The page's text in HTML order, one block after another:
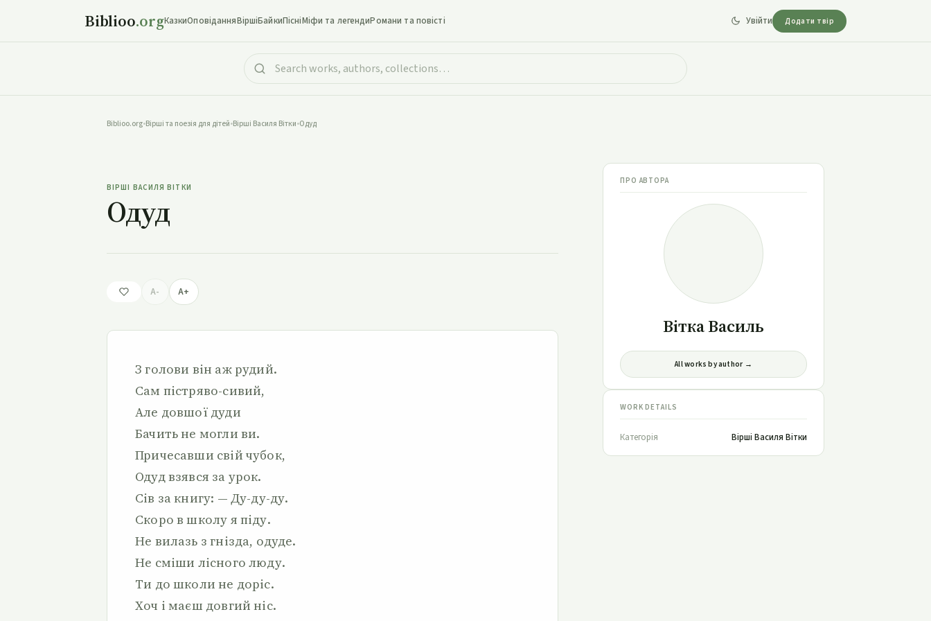
Biblioo.orgКазкиОповіданняВіршіБайкиПісніМіфи та легендиРомани та повісті Увійти Додати твір
Biblioo.org•Вірші та поезія для дітей•Вірші Василя Вітки•Одуд
ВІРШІ ВАСИЛЯ ВІТКИ
Одуд
A- A+
З голови він аж рудий.
Сам пістряво-сивий,
Але довшої дуди
Бачить не могли ви.
Причесавши свій чубок,
Одуд взявся за урок.
Сів за книгу: — Ду-ду-ду.
Скоро в школу я піду.
Не вилазь з гнізда, одуде.
Не сміши лісного люду.
Ти до школи не доріс.
Хоч і маєш довгий ніс.
ПРО АВТОРА
Вітка Василь
All works by author →
WORK DETAILS
Категорія Вірші Василя Вітки